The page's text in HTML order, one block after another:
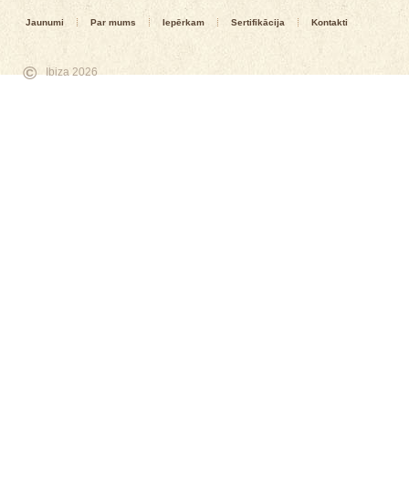
Jaunumi Par mums Iepērkam Sertifikācija Kontakti
© Ibiza 2026